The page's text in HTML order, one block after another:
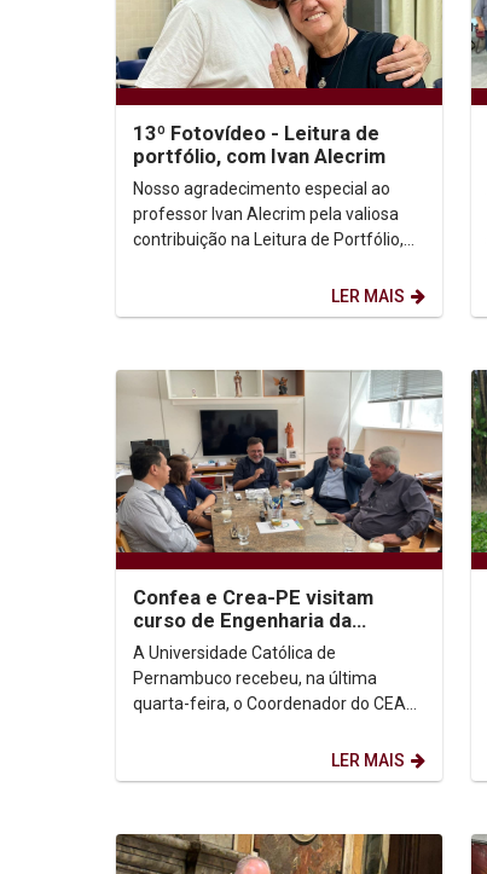
13º Fotovídeo - Leitura de
portfólio, com Ivan Alecrim
Nosso agradecimento especial ao
professor Ivan Alecrim pela valiosa
contribuição na Leitura de Portfólio,
LER MAIS
Confea e Crea-PE visitam
curso de Engenharia da
Complexidade na Unicap
A Universidade Católica de
Pernambuco recebeu, na última
quarta-feira, o Coordenador do CEAP
Profissional) do Confea, Osmar...
LER MAIS